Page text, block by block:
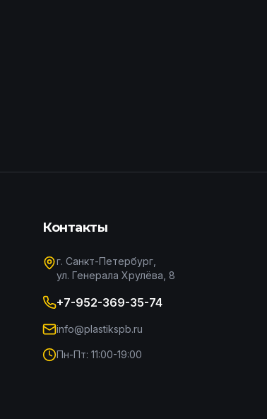
Контакты
г. Санкт-Петербург,
ул. Генерала Хрулёва, 8
+7-952-369-35-74
info@plastikspb.ru
Пн-Пт: 11:00-19:00